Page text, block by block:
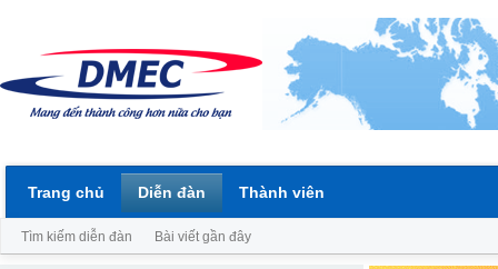
Trang chủ Diễn đàn
Tìm kiếm diễn đàn Bài viết gần đây
Thành viên